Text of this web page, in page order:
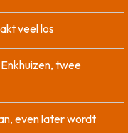
veel los
twee
even later wordt